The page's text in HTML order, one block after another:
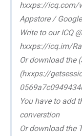
hxxps://icq.com/
Appstore /
Write to our ICQ
hxxps://icq.im/
Or download the
(hxxps://
You have to add
converstion
Or download the